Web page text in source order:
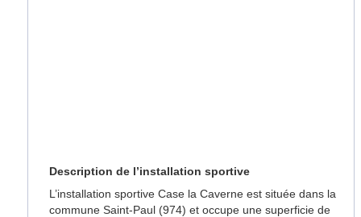
Description de l’installation sportive
L’installation sportive Case la Caverne est située dans la
commune Saint-Paul (974) et occupe une superficie de